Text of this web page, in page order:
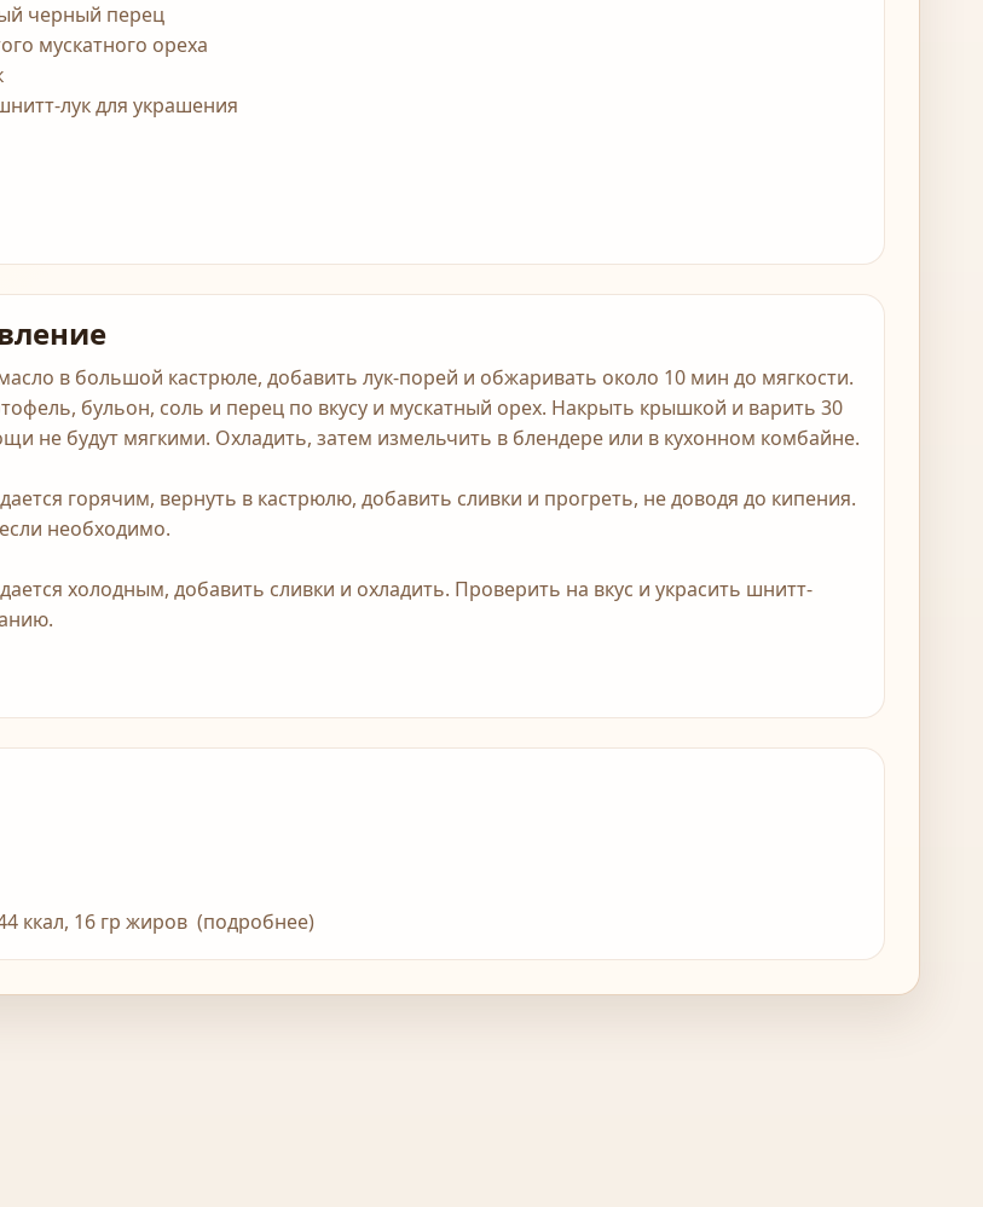
черный перец
мускатного ореха
лук для украшения
в большой кастрюле, добавить лук-порей и обжаривать около 10 мин до мягкости.
бульон, соль и перец по вкусу и мускатный орех. Накрыть крышкой и варить 30
не будут мягкими. Охладить, затем измельчить в блендере или в кухонном комбайне.
горячим, вернуть в кастрюлю, добавить сливки и прогреть, не доводя до кипения.
необходимо.
холодным, добавить сливки и охладить. Проверить на вкус и украсить шнитт-
ккал, 16 гр жиров (подробнее)